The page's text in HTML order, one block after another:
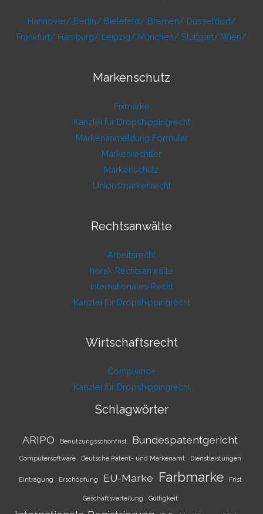
Hannover/ Berlin/ Bielefeld/ Bremen/ Düsseldorf/
Frankfurt/ Hamburg/ Leipzig/ München/ Stuttgart/ Wien/
Markenschutz
Fixmarke
Kanzlei für Dropshippingrecht
Markenanmeldung Formular
Markenrechtler
Markenschutz
Unionsmarkenrecht
Rechtsanwälte
Arbeitsrecht
horak Rechtsanwälte
Internationales Recht
Kanzlei für Dropshippingrecht
Wirtschaftsrecht
Compliance
Kanzlei für Dropshippingrecht
Schlagwörter
ARIPO Benutzungsschonfrist Bundespatentgericht
Computersoftware Deutsche Patent- und Markenamt Dienstleistungen
Eintragung Erschöpfung EU-Marke Farbmarke Frist
Geschäftsverteilung Gültigkeit